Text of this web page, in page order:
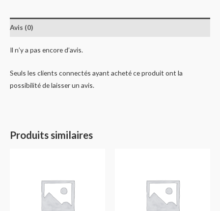
Avis (0)
Il n’y a pas encore d’avis.
Seuls les clients connectés ayant acheté ce produit ont la
possibilité de laisser un avis.
Produits similaires